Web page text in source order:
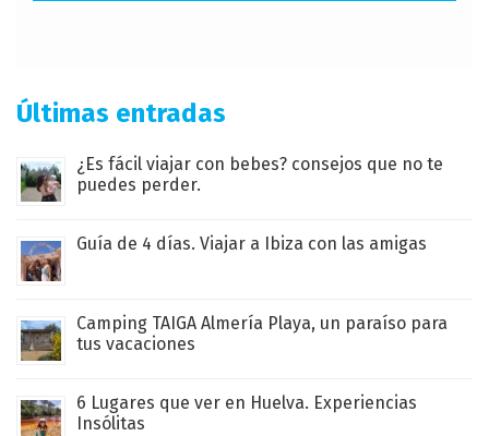
Últimas entradas
¿Es fácil viajar con bebes? consejos que no te
puedes perder.
Guía de 4 días. Viajar a Ibiza con las amigas
Camping TAIGA Almería Playa, un paraíso para
tus vacaciones
6 Lugares que ver en Huelva. Experiencias
Insólitas